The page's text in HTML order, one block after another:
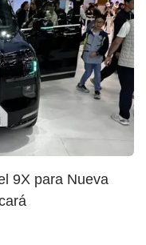
9X para Nueva